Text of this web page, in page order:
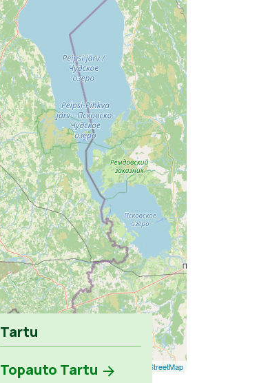
Leaflet OpenStreetMap
Tartu
Topauto Tartu